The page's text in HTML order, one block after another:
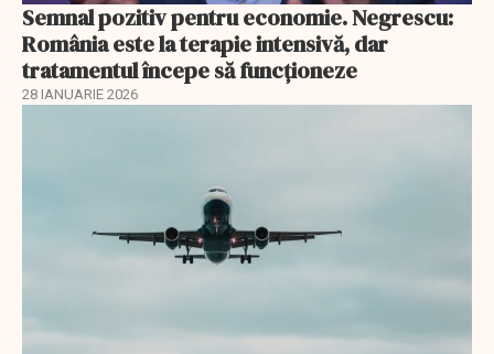
Semnal pozitiv pentru economie. Negrescu:
România este la terapie intensivă, dar
tratamentul începe să funcționeze
28 IANUARIE 2026